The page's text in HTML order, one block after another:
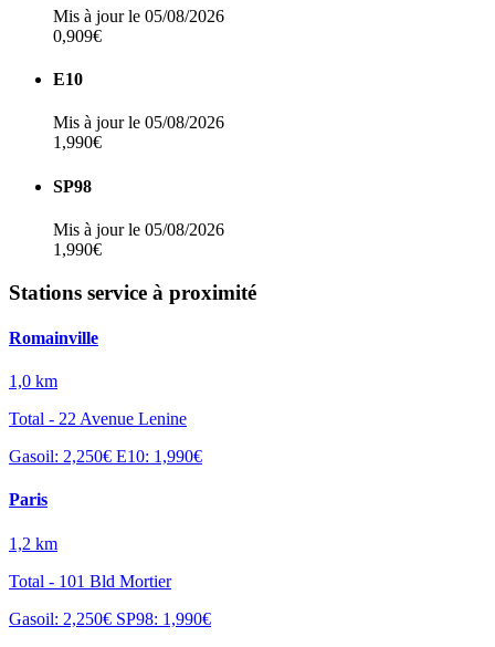
Mis à jour le 05/08/2026
0,909€
E10
Mis à jour le 05/08/2026
1,990€
SP98
Mis à jour le 05/08/2026
1,990€
Stations service à proximité
Romainville
1,0 km
Total - 22 Avenue Lenine
Gasoil: 2,250€ E10: 1,990€
Paris
1,2 km
Total - 101 Bld Mortier
Gasoil: 2,250€ SP98: 1,990€